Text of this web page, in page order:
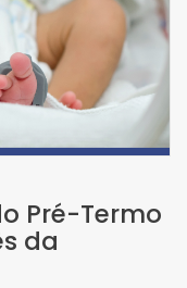
Pré-Termo
da